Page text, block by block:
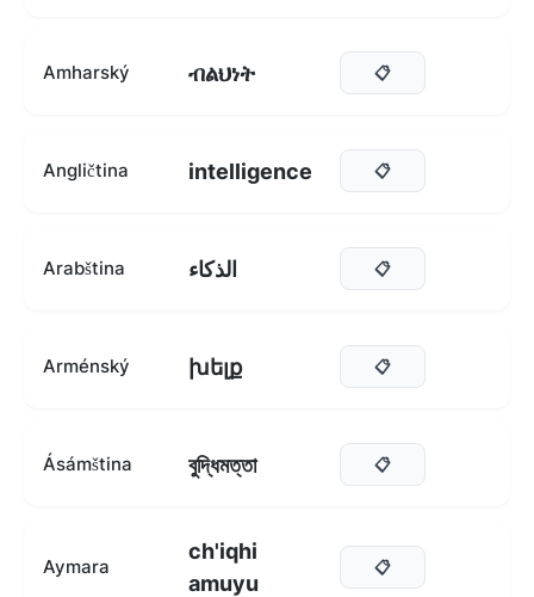
Amharský ብልህነት 📋
Angličtina intelligence 📋
Arabština الذكاء 📋
Arménský խելք 📋
Ásámština বুদ্ধিমত্তা 📋
Aymara
ch'iqhi
amuyu
📋